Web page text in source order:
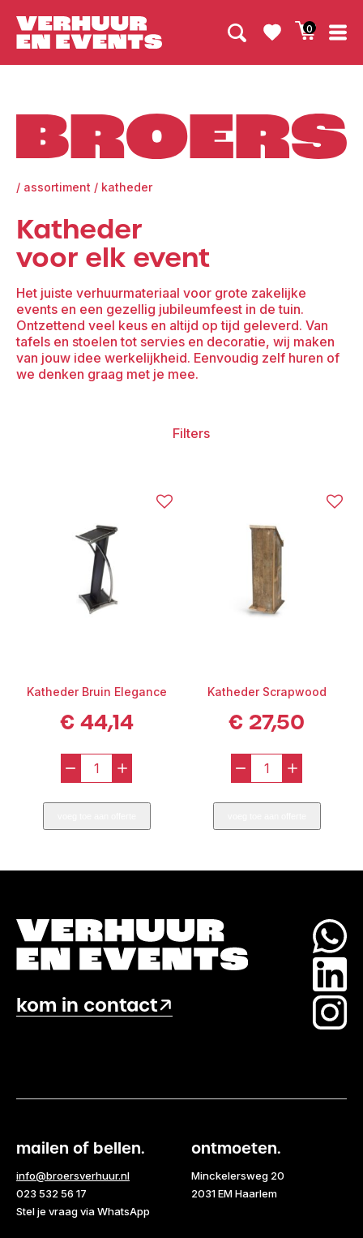
0
/ assortiment / katheder
Katheder
voor elk event
Het juiste verhuurmateriaal voor grote zakelijke
events en een gezellig jubileumfeest in de tuin.
Ontzettend veel keus en altijd op tijd geleverd. Van
tafels en stoelen tot servies en decoratie, wij maken
van jouw idee werkelijkheid. Eenvoudig zelf huren of
we denken graag met je mee.
Filters
Katheder Bruin Elegance
€44,14
-
Katheder
Bruin
Elegance
+
Katheder Scrapwood
€ 27,50
-
Katheder
Scrapwood
aantal
+
kom in contact
mailen of bellen.
info@broersverhuur.nl
023 532 56 17
Stel je vraag via WhatsApp
ontmoeten.
Minckelersweg 20
2031 EM Haarlem